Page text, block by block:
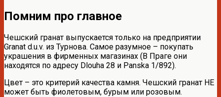
Помним про главное
Чешский гранат выпускается только на предприятии
Granat d.u.v. из Турнова. Самое разумное – покупать
украшения в фирменных магазинах (В Праге они
находятся по адресу Dlouha 28 и Panska 1/892).
Цвет – это критерий качества камня. Чешский гранат НЕ
может быть фиолетовым, бурым или розовым.